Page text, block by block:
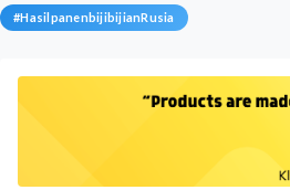
#HasilpanenbijibijianRusia